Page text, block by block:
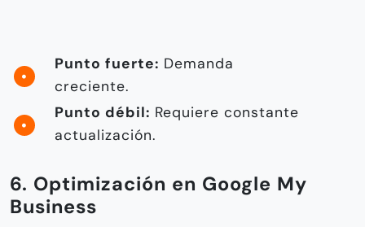
Punto fuerte: Demanda
creciente.
Punto débil: Requiere constante
actualización.
6. Optimización en Google My
Business